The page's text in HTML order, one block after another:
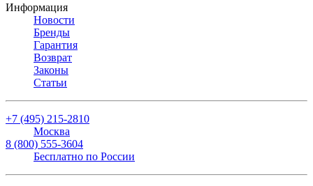
Информация
Новости
Бренды
Гарантия
Возврат
Законы
Статьи
+7 (495) 215-2810
Москва
8 (800) 555-3604
Бесплатно по России